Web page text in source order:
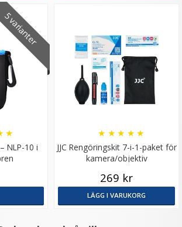
5 varianter
NLP-10 i
★
JJC Rengöringskit 7-i-1-paket för
kamera/objektiv
★ ★ ★ ★ ★
269 kr
LÄGG I VARUKORG